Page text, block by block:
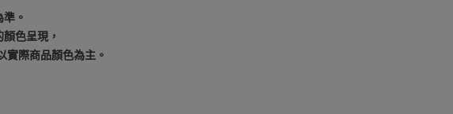
。
色呈現，
實際商品顏色為主。